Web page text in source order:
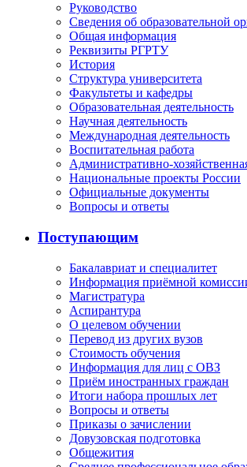
Руководство
Сведения об образовательной
Общая информация
Реквизиты РГРТУ
История
Структура университета
Факультеты и кафедры
Образовательная деятельность
Научная деятельность
Международная деятельность
Воспитательная работа
Административно-
Национальные проекты России
Официальные документы
Вопросы и ответы
Поступающим
Бакалавриат и специалитет
Информация приёмной
Магистратура
Аспирантура
О целевом обучении
Перевод из других вузов
Стоимость обучения
Информация для лиц с ОВЗ
Приём иностранных граждан
Итоги набора прошлых лет
Вопросы и ответы
Приказы о зачислении
Довузовская подготовка
Общежития